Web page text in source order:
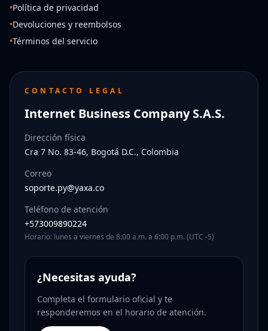
•Política de privacidad
•Devoluciones y reembolsos
•Términos del servicio
CONTACTO LEGAL
Internet Business Company S.A.S.
Dirección física
Cra 7 No. 83-46, Bogotá D.C., Colombia
Correo
soporte.py@yaxa.co
Teléfono de atención
+573009890224
Horario: lunes a viernes de 8:00 a.m. a 6:00 p.m. (UTC -5)
¿Necesitas ayuda?
Completa el formulario oficial y te
responderemos en el horario de atención.